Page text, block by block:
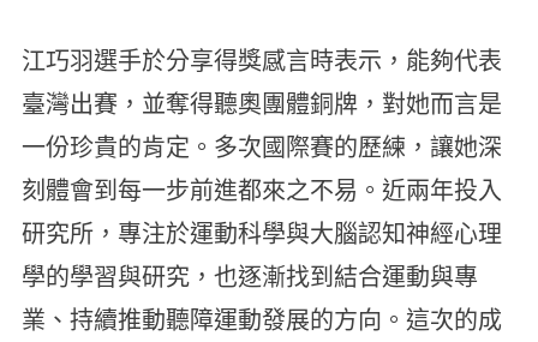
江巧羽選手於分享得獎感言時表示，能夠代表
臺灣出賽，並奪得聽奧團體銅牌，對她而言是
一份珍貴的肯定。多次國際賽的歷練，讓她深
刻體會到每一步前進都來之不易。近兩年投入
研究所，專注於運動科學與大腦認知神經心理
學的學習與研究，也逐漸找到結合運動與專
業、持續推動聽障運動發展的方向。這次的成